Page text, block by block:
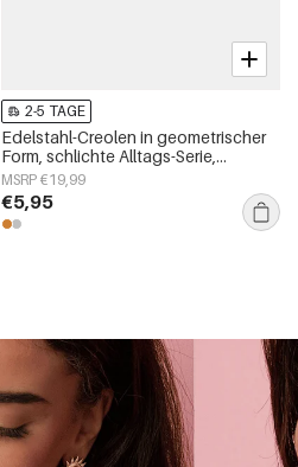
2-5 TAGE
Edelstahl-Creolen in geometrischer
Form, schlichte Alltags-Serie,
Damenschmuck
MSRP €19,99
€5,95